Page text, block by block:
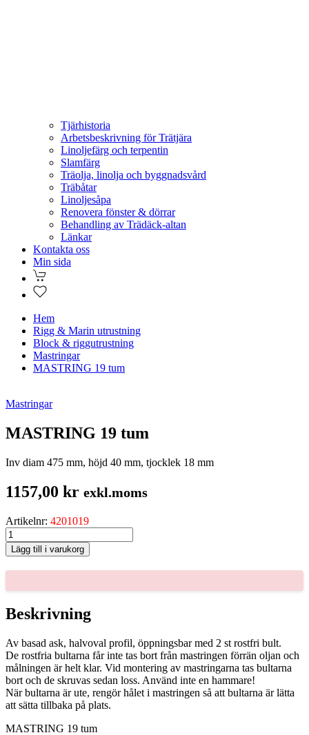
Tjärhistoria
Arbetsbeskrivning för Trätjära
Linoljefärg och terpentin
Slamfärg
Träolja, linolja och byggnadsvård
Träbåtar
Linoljesåpa
Renovera fönster & dörrar
Behandling av Trädäck-altan
Länkar
Kontakta oss
Min sida
Hem
Rigg & Marin utrustning
Block & riggutrustning
Mastringar
MASTRING 19 tum
Mastringar
MASTRING 19 tum
Inv diam 475 mm, höjd 40 mm, tjocklek 18 mm
1157,00 kr exkl.moms
Artikelnr: 4201019
MASTRING
19
tum
mängd
Lägg till i varukorg
Beskrivning
Av basad ask, halvoval profil, öppningsbar med 2 st rostfri bult.
De rostfria bultarna får inte tas bort från mastringen förrän oljan och
målningen är helt klar. Vid montering av mastringarna tas bultarna
bort och de skruvas sedan loss. Använd inte en hammare!
När bultarna är ute, rengör hålet i mastringen så att bultarna är lätta
att sätta tillbaka på plats.
MASTRING 19 tum